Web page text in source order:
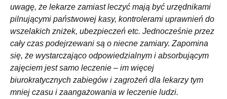
uwagę, że lekarze zamiast leczyć mają być urzędnikami
pilnującymi państwowej kasy, kontrolerami uprawnień do
wszelakich zniżek, ubezpieczeń etc. Jednocześnie przez
cały czas podejrzewani są o niecne zamiary. Zapomina
się, że wystarczająco odpowiedzialnym i absorbującym
zajęciem jest samo leczenie – im więcej
biurokratycznych zabiegów i zagrożeń dla lekarzy tym
mniej czasu i zaangażowania w leczenie ludzi.